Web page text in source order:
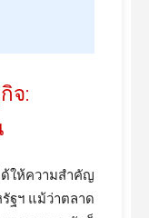
จ:
ให้ความสำคัญ
ฐฯ แม้ว่าตลาด